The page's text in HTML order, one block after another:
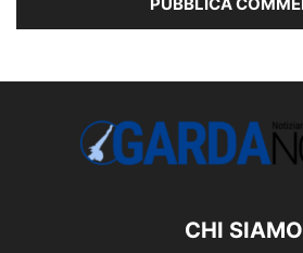
CHI SIAMO